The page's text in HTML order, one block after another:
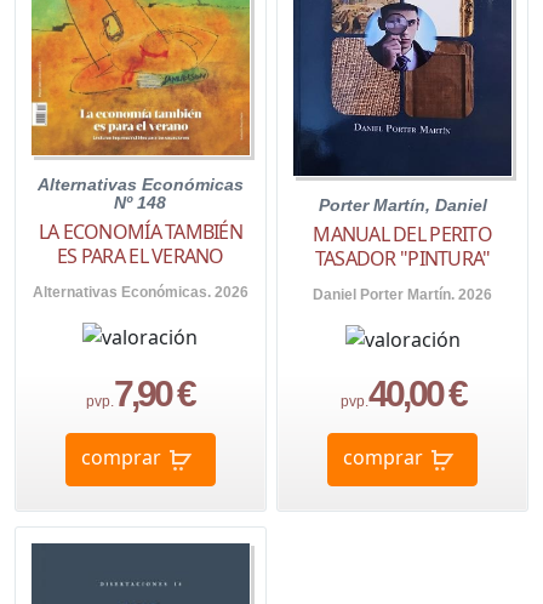
Alternativas Económicas
Nº 148
LA ECONOMÍA TAMBIÉN
ES PARA EL VERANO
Alternativas Económicas. 2026
pvp.7,90 €
comprar
Porter Martín, Daniel
MANUAL DEL PERITO
TASADOR "PINTURA"
Daniel Porter Martín. 2026
pvp.40,00 €
comprar